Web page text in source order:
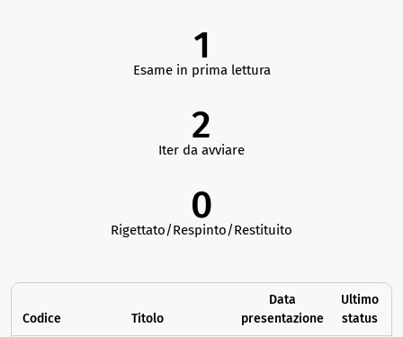
1
Esame in prima lettura
2
Iter da avviare
0
Rigettato/Respinto/Restituito
Codice Titolo
Data
presentazione
Ultimo
status